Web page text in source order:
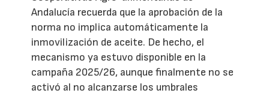
Andalucía recuerda que la aprobación de la
norma no implica automáticamente la
inmovilización de aceite. De hecho, el
mecanismo ya estuvo disponible en la
campaña 2025/26, aunque finalmente no se
activó al no alcanzarse los umbrales